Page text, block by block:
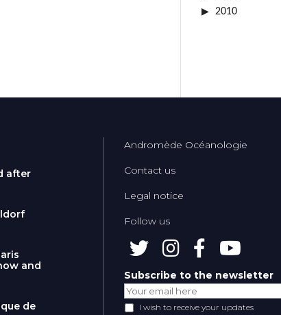
2010
after
and
de
Andromède Océanologie
Contact us
Legal notice
Follow us
Subscribe to the newsletter
I wish to receive your updates